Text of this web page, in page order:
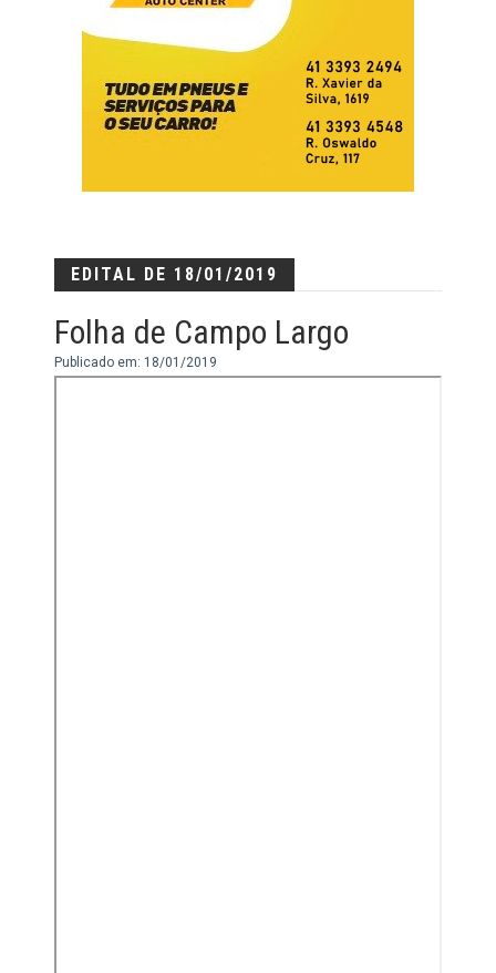
EDITAL DE 18/01/2019
Folha de Campo Largo
Publicado em: 18/01/2019